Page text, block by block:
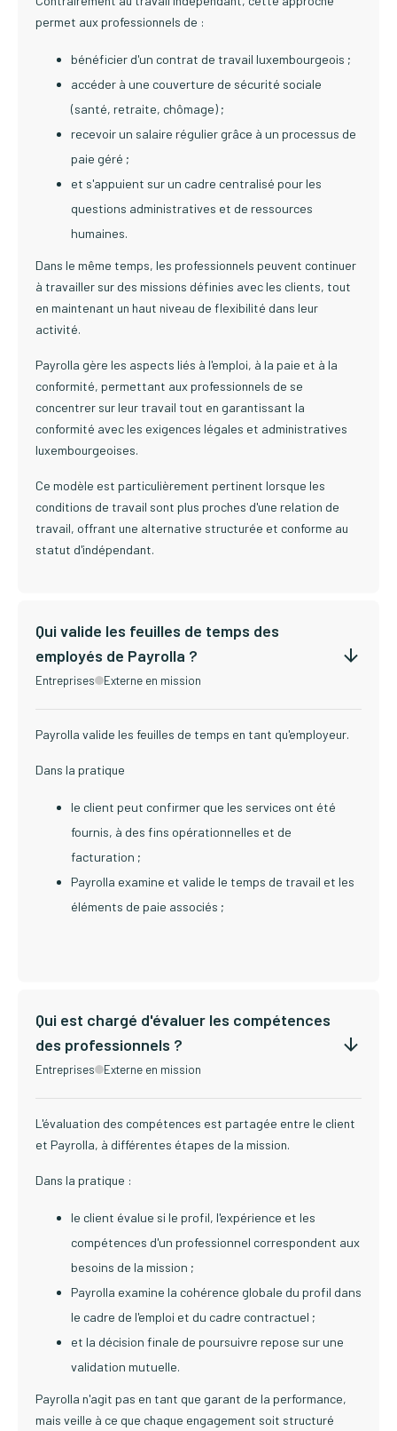
permet aux professionnels de :
bénéficier d'un contrat de travail luxembourgeois ;
accéder à une couverture de sécurité sociale
(santé, retraite, chômage) ;
recevoir un salaire régulier grâce à un processus de
paie géré ;
et s'appuient sur un cadre centralisé pour les
questions administratives et de ressources
humaines.
Dans le même temps, les professionnels peuvent continuer
à travailler sur des missions définies avec les clients, tout
en maintenant un haut niveau de flexibilité dans leur
activité.
Payrolla gère les aspects liés à l'emploi, à la paie et à la
conformité, permettant aux professionnels de se
concentrer sur leur travail tout en garantissant la
conformité avec les exigences légales et administratives
luxembourgeoises.
Ce modèle est particulièrement pertinent lorsque les
conditions de travail sont plus proches d'une relation de
travail, offrant une alternative structurée et conforme au
statut d'indépendant.
Qui valide les feuilles de temps des
employés de Payrolla ?
Entreprises Externe en mission
Payrolla valide les feuilles de temps en tant qu'employeur.
Dans la pratique
le client peut confirmer que les services ont été
fournis, à des fins opérationnelles et de
facturation ;
Payrolla examine et valide le temps de travail et les
éléments de paie associés ;
Qui est chargé d'évaluer les compétences
des professionnels ?
Entreprises Externe en mission
L'évaluation des compétences est partagée entre le client
et Payrolla, à différentes étapes de la mission.
Dans la pratique :
le client évalue si le profil, l'expérience et les
compétences d'un professionnel correspondent aux
besoins de la mission ;
Payrolla examine la cohérence globale du profil dans
le cadre de l'emploi et du cadre contractuel ;
et la décision finale de poursuivre repose sur une
validation mutuelle.
Payrolla n'agit pas en tant que garant de la performance,
mais veille à ce que chaque engagement soit structuré